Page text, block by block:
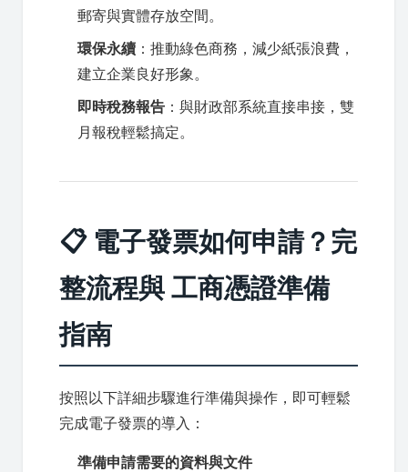
郵寄與實體存放空間。
環保永續 ：推動綠色商務，減少紙張浪費，
建立企業良好形象。
即時稅務報告 ：與財政部系統直接串接，雙
月報稅輕鬆搞定。
📋 電子發票如何申請？完
整流程與 工商憑證準備
指南
按照以下詳細步驟進行準備與操作，即可輕鬆
完成電子發票的導入：
準備申請需要的資料與文件